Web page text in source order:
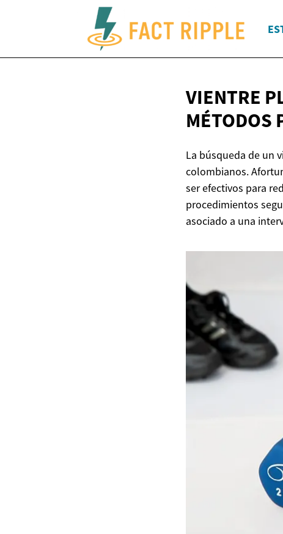
VIENTRE
MÉTODOS
La búsqueda de un
colombianos.
ser efectivos para
procedimientos
asociado a una